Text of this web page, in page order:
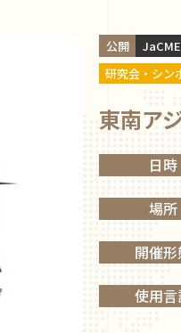
公開
研究会・シン
東南ア
日時
場所
開催形
使用